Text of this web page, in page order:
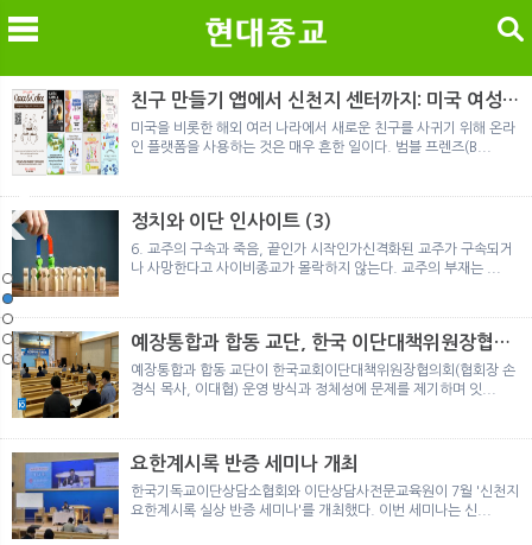
메 검
검색
노르웨이 재판이 남긴 흔적
정통의 가면을 쓴 박옥수 구원파 협력기관
일본 통일교, 해산명령 이후 본격적인 청산 절차 돌입
여호와의 증인 2세와 학교생활
「현대종교」, 주님의교회 민사소송에 승소
노르웨이 재판이 남긴 흔적
정통의 가면을 쓴 박옥수 구원파 협력기관
친구 만들기 앱에서 신천지 센터까지: 미국 여성이
경험한 9개월 포섭의 전 과정
미국을 비롯한 해외 여러 나라에서 새로운 친구를 사귀기 위해 온라
인 플랫폼을 사용하는 것은 매우 흔한 일이다. 범블 프렌즈(B...
정치와 이단 인사이트 (3)
6. 교주의 구속과 죽음, 끝인가 시작인가신격화된 교주가 구속되거
나 사망한다고 사이비종교가 몰락하지 않는다. 교주의 부재는 ...
예장통합과 합동 교단, 한국 이단대책위원장협의
회 탈퇴
예장통합과 합동 교단이 한국교회이단대책위원장협의회(협회장 손
경식 목사, 이대협) 운영 방식과 정체성에 문제를 제기하며 잇...
요한계시록 반증 세미나 개최
한국기독교이단상담소협회와 이단상담사전문교육원이 7월 '신천지
요한계시록 실상 반증 세미나'를 개최했다. 이번 세미나는 신...